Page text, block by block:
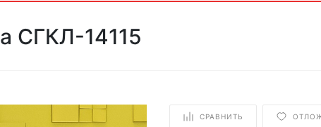
СГКЛ-14115
СРАВНИТЬ